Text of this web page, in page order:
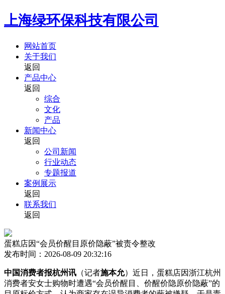
上海绿环保科技有限公司
网站首页
关于我们
返回
产品中心
返回
综合
文化
产品
新闻中心
返回
公司新闻
行业动态
专题报道
案例展示
返回
联系我们
返回
蛋糕店因“会员价醒目原价隐蔽”被责令整改
发布时间：2026-08-09 20:32:16
中国消费者报杭州讯 （记者施本允）近日，蛋糕店因浙江杭州
消费者安女士购物时遭遇“会员价醒目、价醒价隐原价隐蔽”的